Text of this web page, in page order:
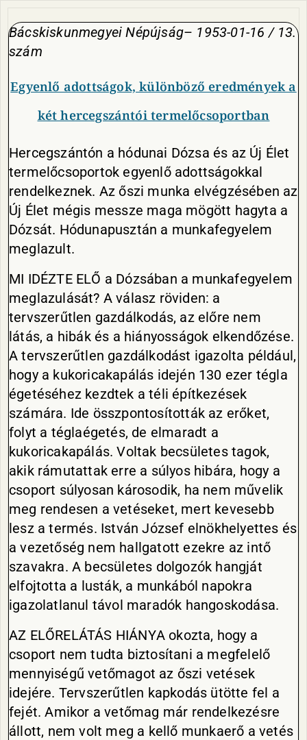
Bácskiskunmegyei Népújság– 1953-01-16 / 13.
szám
Egyenlő adottságok, különböző eredmények a
két hercegszántói termelőcsoportban
Hercegszántón a hódunai Dózsa és az Új Élet
termelőcsoportok egyenlő adottságokkal
rendelkeznek. Az őszi munka elvégzésében az
Új Élet mégis messze maga mögött hagyta a
Dózsát. Hódunapusztán a munkafegyelem
meglazult.
MI IDÉZTE ELŐ a Dózsában a munkafegyelem
meglazulását? A válasz röviden: a
tervszerűtlen gazdálkodás, az előre nem
látás, a hibák és a hiányosságok elkendőzése.
A tervszerűtlen gazdálkodást igazolta például,
hogy a kukoricakapálás idején 130 ezer tégla
égetéséhez kezdtek a téli építkezések
számára. Ide összpontosították az erőket,
folyt a téglaégetés, de elmaradt a
kukoricakapálás. Voltak becsületes tagok,
akik rámutattak erre a súlyos hibára, hogy a
csoport súlyosan károsodik, ha nem művelik
meg rendesen a vetéseket, mert kevesebb
lesz a termés. István József elnökhelyettes és
a vezetőség nem hallgatott ezekre az intő
szavakra. A becsületes dolgozók hangját
elfojtotta a lusták, a munkából napokra
igazolatlanul távol maradók hangoskodása.
AZ ELŐRELÁTÁS HIÁNYA okozta, hogy a
csoport nem tudta biztosítani a megfelelő
mennyiségű vetőmagot az őszi vetések
idejére. Tervszerűtlen kapkodás ütötte fel a
fejét. Amikor a vetőmag már rendelkezésre
állott, nem volt meg a kellő munkaerő a vetés